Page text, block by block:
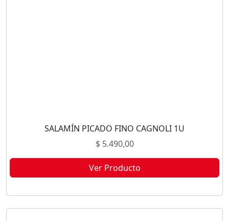
SALAMÍN PICADO FINO CAGNOLI 1U
$5.490,00
Ver Producto